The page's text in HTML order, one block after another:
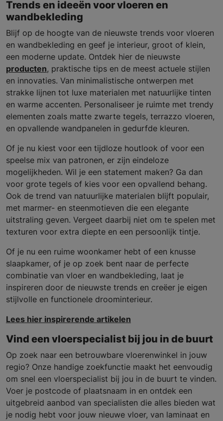
Trends en ideeën voor vloeren en
wandbekleding
Blijf op de hoogte van de nieuwste trends voor vloeren
en wandbekleding en geef je interieur, groot of klein,
een moderne update. Ontdek hier de nieuwste
producten, praktische tips en de meest actuele stijlen
en innovaties. Van minimalistische ontwerpen met
strakke lijnen tot luxe materialen met natuurlijke tinten
en warme accenten. Personaliseer je ruimte met trendy
elementen zoals matte zwarte tegels, terrazzo vloeren,
en opvallende wandpanelen in gedurfde kleuren.
Of je nu kiest voor een tijdloze houtlook of voor een
speelse mix van patronen, er zijn eindeloze
mogelijkheden. Wil je een statement maken? Ga dan
voor grote tegels of kies voor een opvallend behang.
Ook de trend van natuurlijke materialen blijft populair,
met marmer- en steenmotieven die een elegante
uitstraling geven. Vergeet daarbij niet om te spelen met
texturen voor extra diepte en een persoonlijk tintje.
Of je nu een ruime woonkamer hebt of een knusse
slaapkamer, of je op zoek bent naar de perfecte
combinatie van vloer en wandbekleding, laat je
inspireren door de nieuwste trends en creëer je eigen
stijlvolle en functionele droominterieur.
Lees hier inspirerende artikelen
Vind een vloerspecialist bij jou in de buurt
Op zoek naar een betrouwbare vloerenwinkel in jouw
regio? Onze handige zoekfunctie maakt het eenvoudig
om snel een vloerspecialist bij jou in de buurt te vinden.
Voer je postcode of plaatsnaam in en ontdek een
uitgebreid aanbod van specialisten die alles bieden wat
je nodig hebt voor jouw nieuwe vloer, van laminaat en